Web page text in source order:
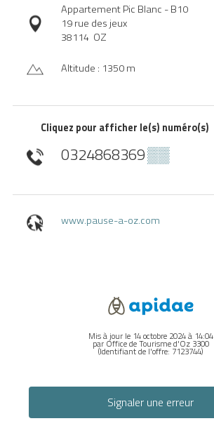
Appartement Pic Blanc - B10
19 rue des jeux
38114 OZ
Altitude : 1350 m
Cliquez pour afficher le(s) numéro(s)
0324868369▒▒
www.pause-a-oz.com
Mis à jour le 14 octobre 2024 à 14:04
par Office de Tourisme d'Oz 3300
(Identifiant de l'offre: 7123744)
Signaler une erreur